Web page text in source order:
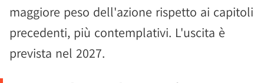
maggiore peso dell'azione rispetto ai capitoli
precedenti, più contemplativi. L'uscita è
prevista nel 2027.